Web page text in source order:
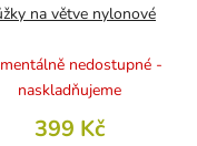
na větve nylonové
nedostupné -
naskladňujeme
399 Kč